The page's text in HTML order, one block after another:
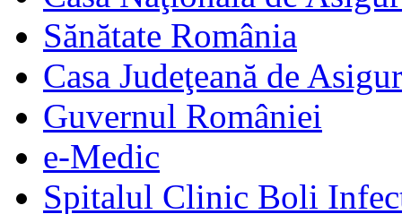
Sănătate România
Casa Judeţeană de
Guvernul României
e-Medic
Spitalul Clinic Boli